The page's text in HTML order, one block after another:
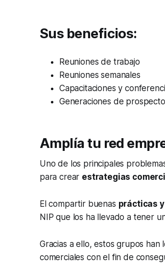
Sus beneficios:
Reuniones de trabajo
Reuniones semanales
Capacitaciones y
Generaciones de
Amplía tu red
Uno de los principales
para crear estrategias
El compartir buenas prácticas
NIP que los ha llevado a tener
Gracias a ello, estos grupos
comerciales con el fin de